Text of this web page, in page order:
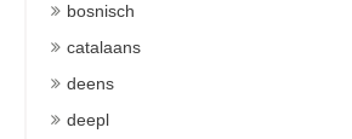
bosnisch
catalaans
deens
deepl